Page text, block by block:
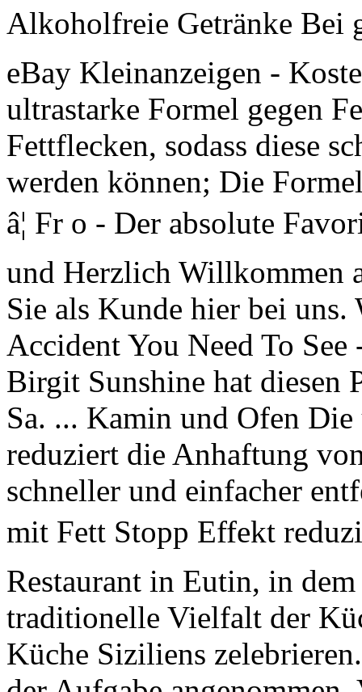
Alkoholfreie Getränke Bei
eBay Kleinanzeigen -
ultrastarke Formel gegen
Fettflecken, sodass diese
werden können; Die
â¦ Fr o - Der absolute
und Herzlich Willkommen
Sie als Kunde hier bei
Accident You Need To
Birgit Sunshine hat diesen
Sa. ... Kamin und Ofen
reduziert die Anhaftung
schneller und einfacher
mit Fett Stopp Effekt
Restaurant in Eutin, in
traditionelle Vielfalt der
Küche Siziliens